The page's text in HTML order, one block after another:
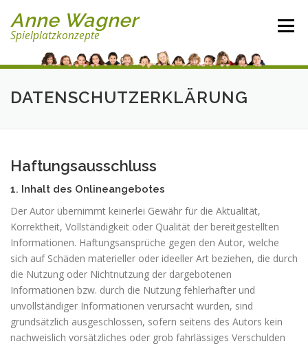
zum
Inhalt
Anne Wagner
Spielplatzkonzepte
Menü
DATENSCHUTZERKLÄRUNG
Haftungsausschluss
1. Inhalt des Onlineangebotes
Der Autor übernimmt keinerlei Gewähr für die Aktualität,
Korrektheit, Vollständigkeit oder Qualität der bereitgestellten
Informationen. Haftungsansprüche gegen den Autor, welche
sich auf Schäden materieller oder ideeller Art beziehen, die durch
die Nutzung oder Nichtnutzung der dargebotenen
Informationen bzw. durch die Nutzung fehlerhafter und
unvollständiger Informationen verursacht wurden, sind
grundsätzlich ausgeschlossen, sofern seitens des Autors kein
nachweislich vorsätzliches oder grob fahrlässiges Verschulden